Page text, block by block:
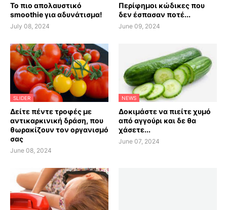
Το πιο απολαυστικό
smoothie για αδυνάτισμα!
July 08, 2024
Περίφημοι κώδικες που
δεν έσπασαν ποτέ...
June 09, 2024
SLIDER
Δείτε πέντε τροφές με
αντικαρκινική δράση, που
θωρακίζουν τον οργανισμό
σας
June 08, 2024
NEWS
Δοκιμάστε να πιείτε χυμό
από αγγούρι και δε θα
χάσετε...
June 07, 2024